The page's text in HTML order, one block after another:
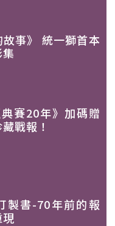
故事》 統一獅首本
典賽20年》加碼贈
戰報！
製書-70年前的報